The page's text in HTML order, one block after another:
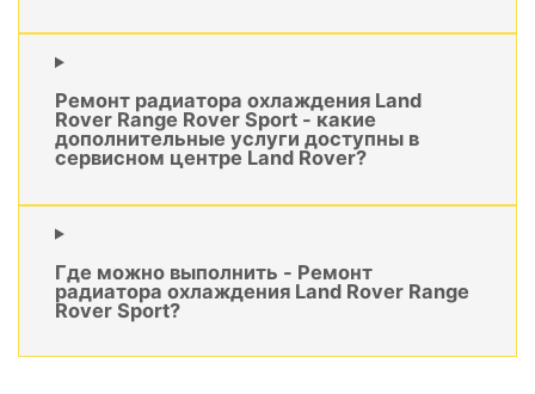
Ремонт радиатора охлаждения Land
Rover Range Rover Sport - какие
дополнительные услуги доступны в
сервисном центре Land Rover?
Где можно выполнить - Ремонт
радиатора охлаждения Land Rover Range
Rover Sport?